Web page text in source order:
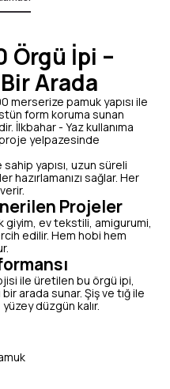
Örgü İpi –
Arada
merserize pamuk yapısı ile
form koruma sunan
İlkbahar - Yaz kullanıma
yelpazesinde
yapısı, uzun süreli
hazırlamanızı sağlar. Her
Projeler
giyim, ev tekstili, amigurumi,
edilir. Hem hobi hem
ile üretilen bu örgü ipi,
bir arada sunar. Şiş ve tığ ile
yüzey düzgün kalır.